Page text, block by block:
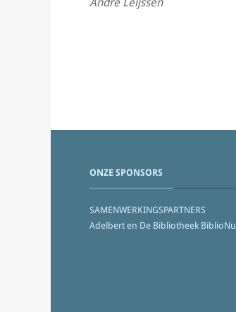
ONZE SPONSORS
SAMENWERKINGSPARTNERS
Adelbert en De Bibliotheek BiblioNu